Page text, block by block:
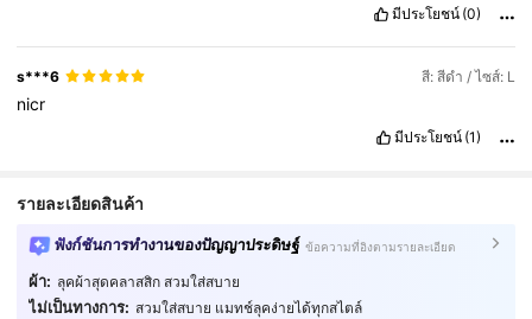
มีประโยชน์ (0)
s***6 สี: สีดำ / ไซส์: L
nicr
มีประโยชน์ (1)
รายละเอียดสินค้า
ฟังก์ชันการทำงานของปัญญาประดิษฐ์ ข้อความที่อิงตามรายละเอียด
ผ้า: ลุคผ้าสุดคลาสสิก สวมใส่สบาย
ไม่เป็นทางการ: สวมใส่สบาย แมทช์ลุคง่ายได้ทุกสไตล์